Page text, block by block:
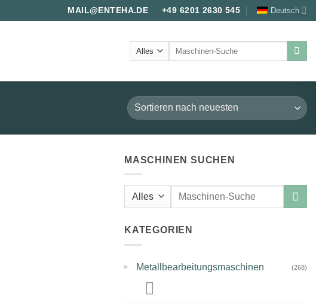
MAIL@ENTEHA.DE +49 6201 2630 545 Deutsch
Suche
MASCHINEN SUCHEN
Suche
KATEGORIEN
▸ Metallbearbeitungsmaschinen (268)